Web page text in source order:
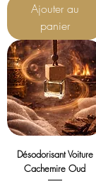
Ajouter au
panier
Désodorisant Voiture
Cachemire Oud